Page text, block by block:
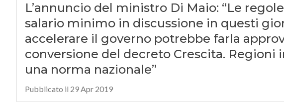
L’annuncio del ministro Di Maio: “Le
salario minimo in discussione in questi
accelerare il governo potrebbe farla
conversione del decreto Crescita. Regioni
una norma nazionale”
Pubblicato il 29 Apr 2019